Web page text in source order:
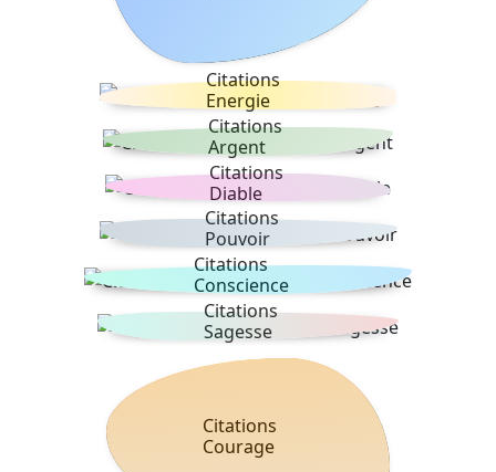
Citations
Energie
Citations
Argent
Citations
Diable
Citations
Pouvoir
Citations
Conscience
Citations
Sagesse
Citations
Courage